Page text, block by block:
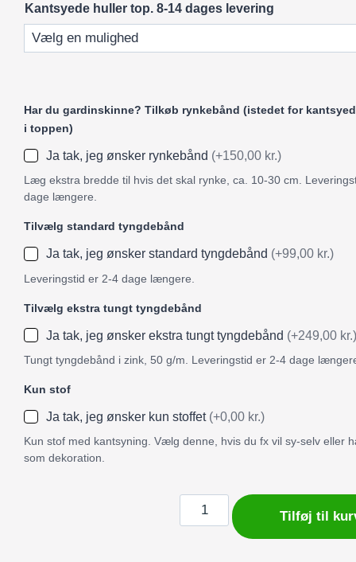
Kantsyede huller top. 8-14 dages levering
Har du gardinskinne? Tilkøb rynkebånd (istedet for
i toppen)
Ja tak, jeg ønsker rynkebånd (+150,00 kr.)
Læg ekstra bredde til hvis det skal rynke, ca. 10-30 cm.
dage længere.
Tilvælg standard tyngdebånd
Ja tak, jeg ønsker standard tyngdebånd (+99,00 kr.)
Leveringstid er 2-4 dage længere.
Tilvælg ekstra tungt tyngdebånd
Ja tak, jeg ønsker ekstra tungt tyngdebånd (+249,00 kr.)
Tungt tyngdebånd i zink, 50 g/m. Leveringstid er 2-4 dage
Kun stof
Ja tak, jeg ønsker kun stoffet (+0,00 kr.)
Kun stof med kantsyning. Vælg denne, hvis du fx vil sy-selv eller
som dekoration.
Badeforhæng
/
Bruseforhæng
Tilføj til